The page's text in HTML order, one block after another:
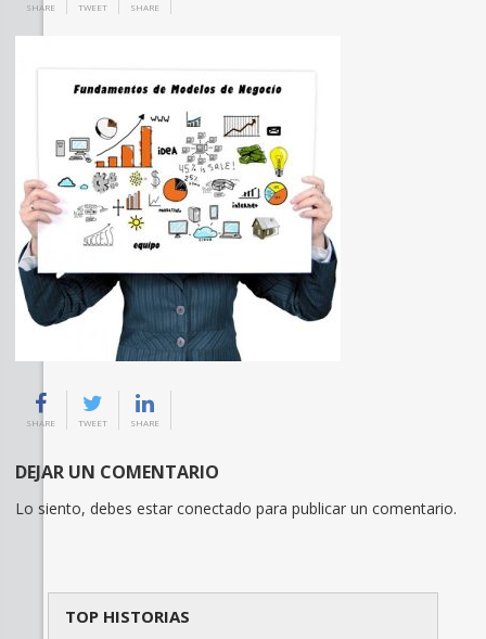
SHARE TWEET SHARE
SHARE TWEET SHARE
DEJAR UN COMENTARIO
Lo siento, debes estar conectado para publicar un comentario.
TOP HISTORIAS